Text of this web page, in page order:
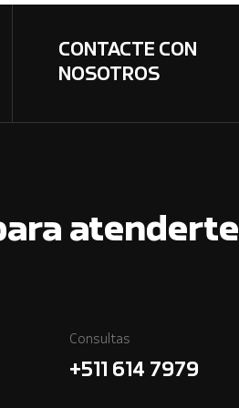
CONTACTE CON
NOSOTROS
atenderte
Consultas
+511 614 7979